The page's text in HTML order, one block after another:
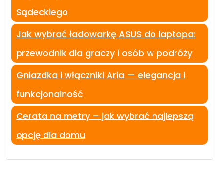
Sądeckiego
Jak wybrać ładowarkę ASUS do laptopa:
przewodnik dla graczy i osób w podróży
Gniazdka i włączniki Aria — elegancja i
funkcjonalność
Cerata na metry – jak wybrać najlepszą
opcję dla domu